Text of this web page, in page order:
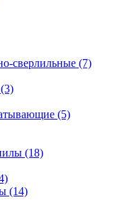
сверлильные (7)
(3)
(5)
(18)
(14)